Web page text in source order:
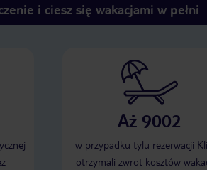
. Szef hotelu ,
co sprząta nie
i ciesz się wakacjami w pełni
Aż 9002
w przypadku tylu rezerwacji
otrzymali zwrot kosztów